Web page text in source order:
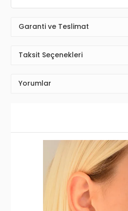
Garanti ve Teslimat
Taksit Seçenekleri
Yorumlar